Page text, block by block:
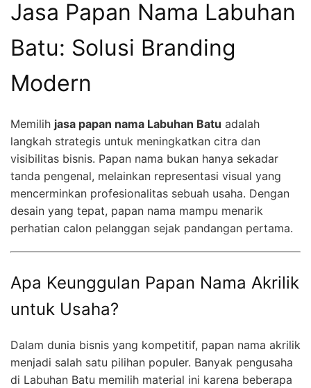
Jasa Papan Nama Labuhan
Batu: Solusi Branding
Modern
Memilih jasa papan nama Labuhan Batu adalah
langkah strategis untuk meningkatkan citra dan
visibilitas bisnis. Papan nama bukan hanya sekadar
tanda pengenal, melainkan representasi visual yang
mencerminkan profesionalitas sebuah usaha. Dengan
desain yang tepat, papan nama mampu menarik
perhatian calon pelanggan sejak pandangan pertama.
Apa Keunggulan Papan Nama Akrilik
untuk Usaha?
Dalam dunia bisnis yang kompetitif, papan nama akrilik
menjadi salah satu pilihan populer. Banyak pengusaha
di Labuhan Batu memilih material ini karena beberapa